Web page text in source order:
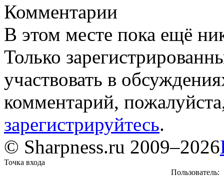
Комментарии
В этом месте пока ещё
Только
участвовать в
комментарий,
зарегистрируйтесь.
© Sharpness.ru 2009–2026
Точка входа
Пользователь: